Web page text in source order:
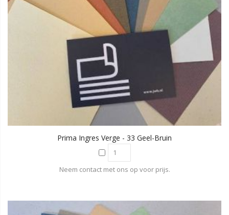
Prima Ingres Verge - 33 Geel-Bruin
Neem contact met ons op voor prijs.